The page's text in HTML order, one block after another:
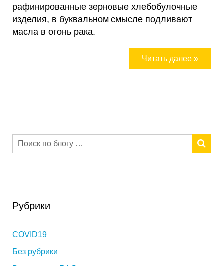
рафинированные зерновые хлебобулочные
изделия, в буквальном смысле подливают
масла в огонь рака.
Читать далее »
Рубрики
COVID19
Без рубрики